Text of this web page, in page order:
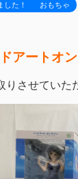
した！ おもちゃ
アートオ
りさせていた